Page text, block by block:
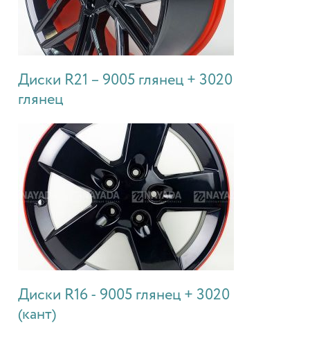
Диски R21 – 9005 глянец + 3020
глянец
Диски R16 - 9005 глянец + 3020
(кант)